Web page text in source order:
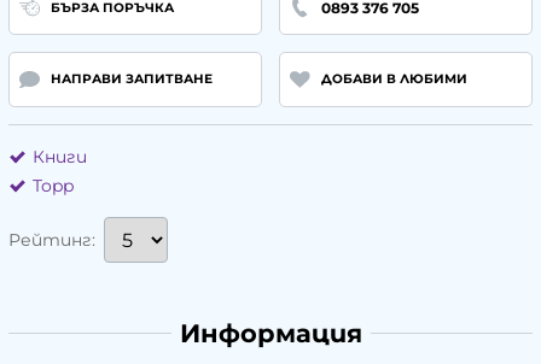
БЪРЗА ПОРЪЧКА 0893 376 705
НАПРАВИ ЗАПИТВАНЕ ДОБАВИ В ЛЮБИМИ
Книги
Topp
Рейтинг:
Информация